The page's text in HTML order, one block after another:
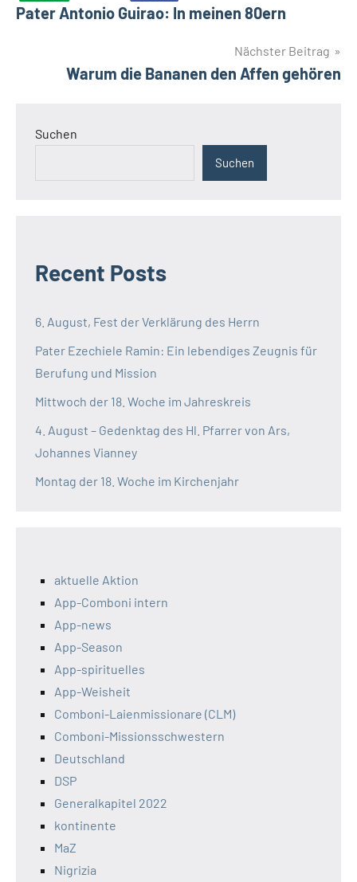
Pater Antonio Guirao: In meinen 80ern
Nächster Beitrag
Warum die Bananen den Affen gehören
Suchen
Suchen
Recent Posts
6. August, Fest der Verklärung des Herrn
Pater Ezechiele Ramin: Ein lebendiges Zeugnis für
Berufung und Mission
Mittwoch der 18. Woche im Jahreskreis
4. August – Gedenktag des Hl. Pfarrer von Ars,
Johannes Vianney
Montag der 18. Woche im Kirchenjahr
aktuelle Aktion
App-Comboni intern
App-news
App-Season
App-spirituelles
App-Weisheit
Comboni-Laienmissionare (CLM)
Comboni-Missionsschwestern
Deutschland
DSP
Generalkapitel 2022
kontinente
MaZ
Nigrizia